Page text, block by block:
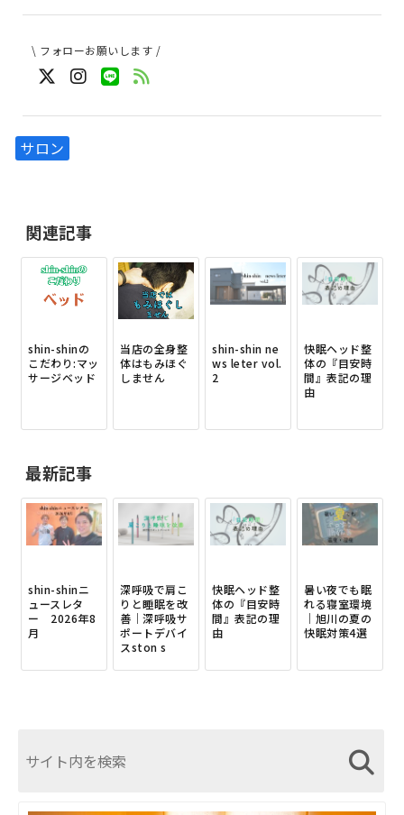
\ フォローお願いします /
サロン
関連記事
shin-shinの
こだわり:マッ
サージベッド
当店の全身整
体はもみほぐ
しません
shin-shin ne
ws leter vol.
2
快眠ヘッド整
体の『目安時
間』表記の理
由
最新記事
shin-shinニ
ュースレタ
ー 2026年8
月
深呼吸で肩こ
りと睡眠を改
善｜深呼吸サ
ポートデバイ
スston s
快眠ヘッド整
体の『目安時
間』表記の理
由
暑い夜でも眠
れる寝室環境
｜旭川の夏の
快眠対策4選